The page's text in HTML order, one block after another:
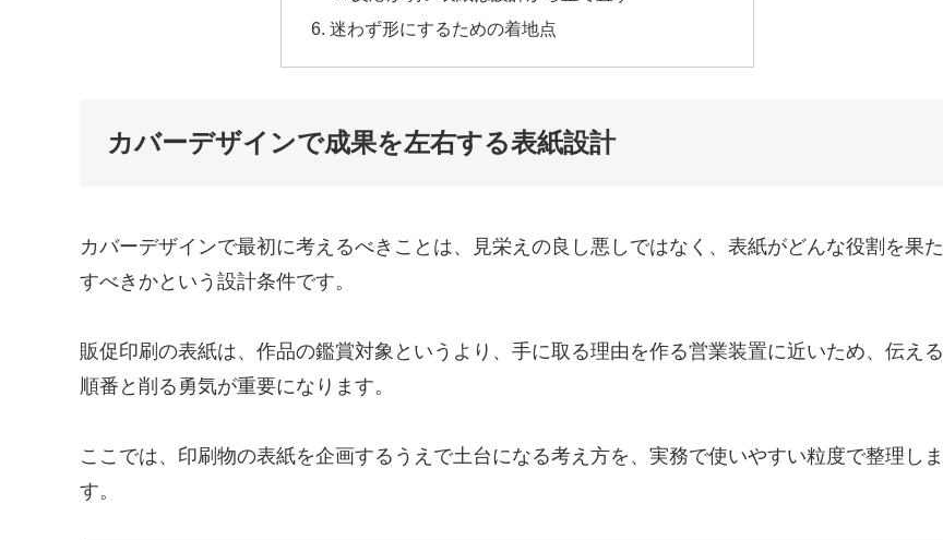
迷わず形にするための着地点
カバーデザインで成果を左右する表紙設計
カバーデザインで最初に考えるべきことは、見栄えの良し悪しではなく、表紙がどんな役割を果た
すべきかという設計条件です。
販促印刷の表紙は、作品の鑑賞対象というより、手に取る理由を作る営業装置に近いため、伝える
順番と削る勇気が重要になります。
ここでは、印刷物の表紙を企画するうえで土台になる考え方を、実務で使いやすい粒度で整理しま
す。